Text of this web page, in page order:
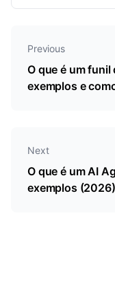
empresas os usam
Previous
O que é um funil
exemplos e
Next
O que é um AI
exemplos (2026)